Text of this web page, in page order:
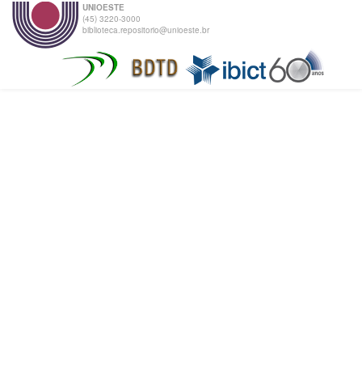
UNIOESTE
(45) 3220-3000
biblioteca.repositorio@unioeste.br